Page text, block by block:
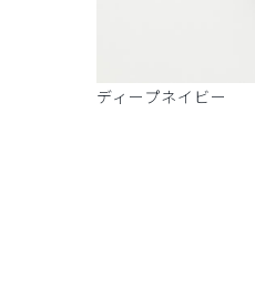
ディープネイビー